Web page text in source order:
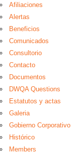
Afiliaciones
Alertas
Beneficios
Comunicados
Consultorio
Contacto
Documentos
DWQA Questions
Estatutos y actas
Galeria
Gobierno Corporativo
Histórico
Members